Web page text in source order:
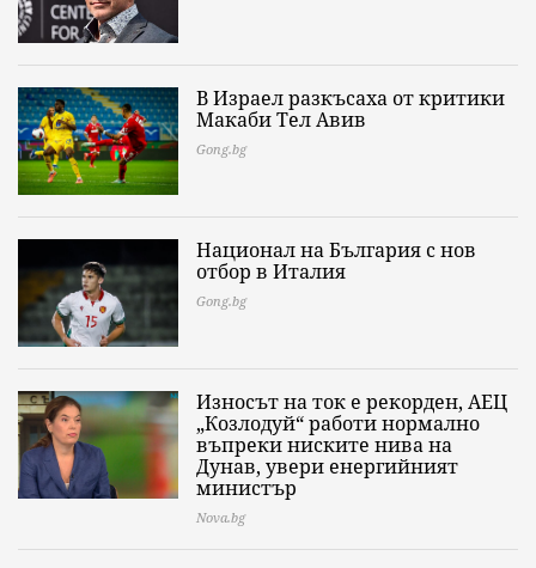
В Израел разкъсаха от критики
Макаби Тел Авив
Gong.bg
Национал на България с нов
отбор в Италия
Gong.bg
Износът на ток е рекорден, АЕЦ
„Козлодуй“ работи нормално
въпреки ниските нива на
Дунав, увери енергийният
министър
Nova.bg